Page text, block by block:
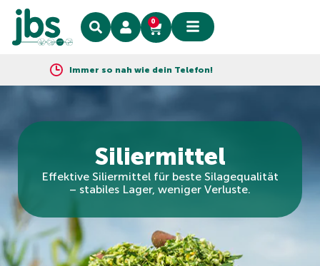
0
Immer so nah wie dein Telefon!
Siliermittel
Effektive Siliermittel für beste Silagequalität
– stabiles Lager, weniger Verluste.